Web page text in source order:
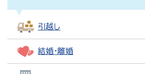
引越し
結婚・離婚